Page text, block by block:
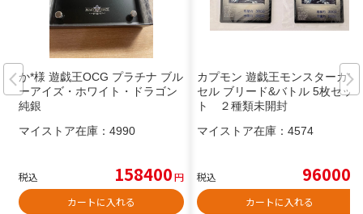
か*様 遊戯王OCG プラチナ ブル
ーアイズ・ホワイト・ドラゴン
純銀
マイストア在庫： 4990
税込 158400円
カートに入れる
カプモン 遊戯王モンスターカプ
セル ブリード&バトル 5枚セッ
ト ２種類未開封
マイストア在庫： 4574
税込 96000
カートに入れる